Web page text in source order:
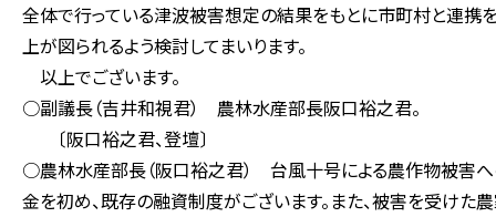
全体で行っている津波被害想定の結果をもとに市町村と連携
上が図られるよう検討してまいります。
以上でございます。
○副議長（吉井和視君） 農林水産部長阪口裕之君。
〔阪口裕之君、登壇〕
○農林水産部長（阪口裕之君） 台風十号による農作物被害
金を初め、既存の融資制度がございます。また、被害を受け